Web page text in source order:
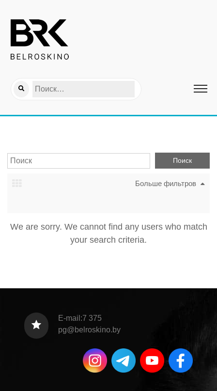
We are sorry. We cannot find any users who match
your search criteria.
Больше фильтров
E-mail:7 375
pg@belroskino.by